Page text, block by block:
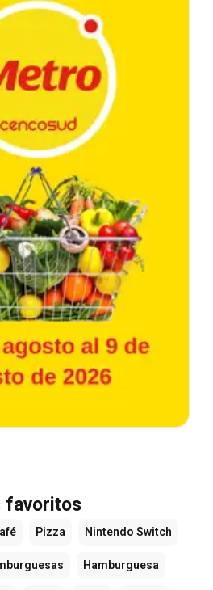
favoritos
Pizza Nintendo Switch
Hamburguesa